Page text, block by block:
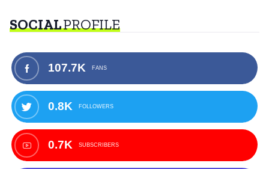
SOCIALPROFILE
107.7K FANS
0.8K FOLLOWERS
0.7K SUBSCRIBERS